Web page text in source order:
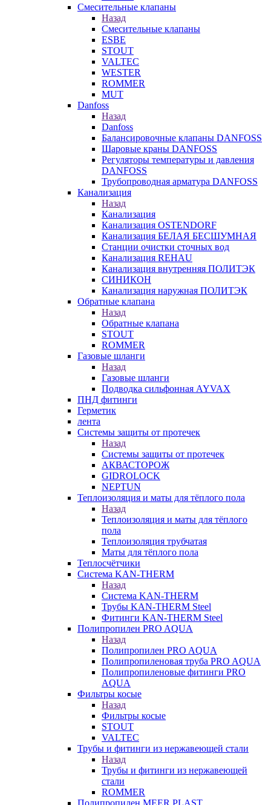
Смесительные клапаны
Назад
Смесительные клапаны
ESBE
STOUT
VALTEC
WESTER
ROMMER
MUT
Danfoss
Назад
Danfoss
Балансировочные клапаны DANFOSS
Шаровые краны DANFOSS
Регуляторы температуры и давления
DANFOSS
Трубопроводная арматура DANFOSS
Канализация
Назад
Канализация
Канализация OSTENDORF
Канализация БЕЛАЯ БЕСШУМНАЯ
Станции очистки сточных вод
Канализация REHAU
Канализация внутренняя ПОЛИТЭК
СИНИКОН
Канализация наружная ПОЛИТЭК
Обратные клапана
Назад
Обратные клапана
STOUT
ROMMER
Газовые шланги
Назад
Газовые шланги
Подводка сильфонная AYVAX
ПНД фитинги
Герметик
лента
Системы защиты от протечек
Назад
Системы защиты от протечек
АКВАСТОРОЖ
GIDROLOCK
NEPTUN
Теплоизоляция и маты для тёплого пола
Назад
Теплоизоляция и маты для тёплого
пола
Теплоизоляция трубчатая
Маты для тёплого пола
Теплосчётчики
Система KAN-THERM
Назад
Система KAN-THERM
Трубы KAN-THERM Steel
Фитинги KAN-THERM Steel
Полипропилен PRO AQUA
Назад
Полипропилен PRO AQUA
Полипропиленовая труба PRO AQUA
Полипропиленовые фитинги PRO
AQUA
Фильтры косые
Назад
Фильтры косые
STOUT
VALTEC
Трубы и фитинги из нержавеющей стали
Назад
Трубы и фитинги из нержавеющей
стали
ROMMER
Полипропилен MEER PLAST